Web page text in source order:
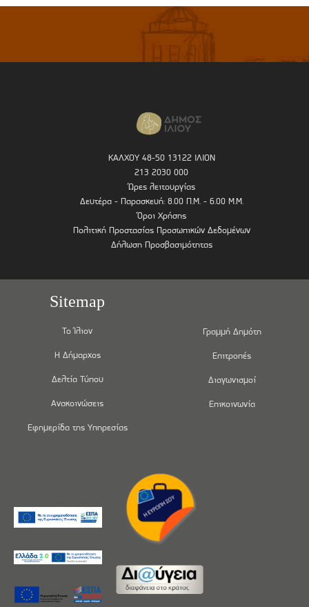
ΚΑΛΧΟΥ 48-50 13122 ΙΛΙΟΝ
213 2030 000
Ώρες λειτουργίας
Δευτέρα - Παρασκευή: 8.00 Π.Μ. - 6.00 Μ.Μ.
Όροι Χρήσης
Πολιτική Προστασίας Προσωπικών Δεδομένων
Δήλωση Προσβασιμότητας
Sitemap
Το Ίλιον
Η Δήμαρχος
Δελτία Τύπου
Ανακοινώσεις
Εφημερίδα της Υπηρεσίας
Γραμμή Δημότη
Επιτροπές
Διαγωνισμοί
Επικοινωνία